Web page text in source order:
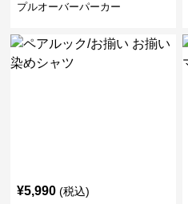
プルオーバーパーカー
¥5,990 (税込)